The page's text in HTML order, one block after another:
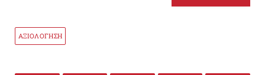
ΑΞΙΟΛΟΓΗΣΗ